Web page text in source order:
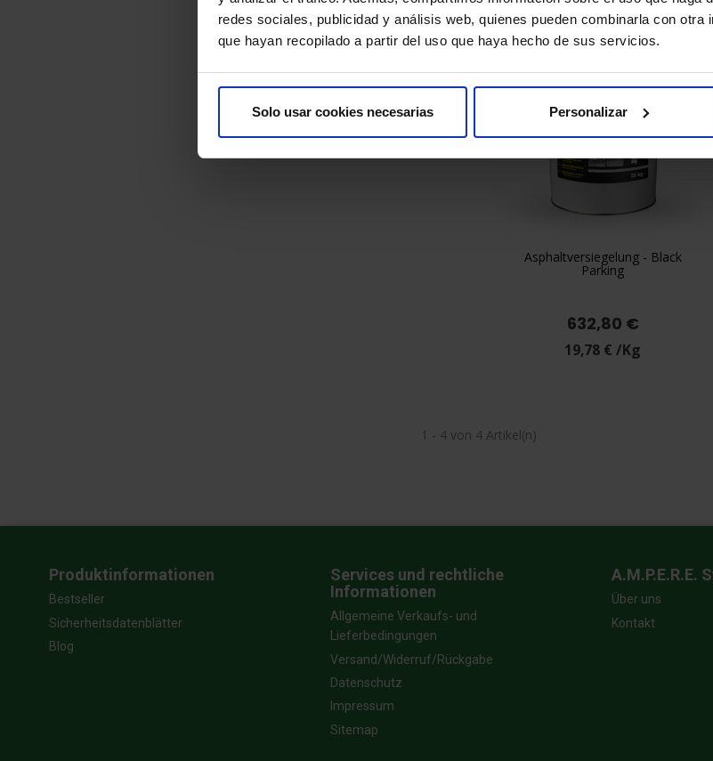
redes sociales, publicidad y análisis web, quienes pueden combinarla con otra
que hayan recopilado a partir del uso que haya hecho de sus servicios.
Solo usar cookies necesarias Personalizar
Asphaltversiegelung - Black
Parking
632,80 €
19,78 € /Kg
Vorschau
1 - 4 von 4 Artikel(n)
Produktinformationen
Bestseller
Sicherheitsdatenblätter
Blog
Services und rechtliche
Informationen
Allgemeine Verkaufs- und
Lieferbedingungen
Versand/Widerruf/Rückgabe
Datenschutz
Impressum
Sitemap
A.M.P.E.R.E.
Über uns
Kontakt